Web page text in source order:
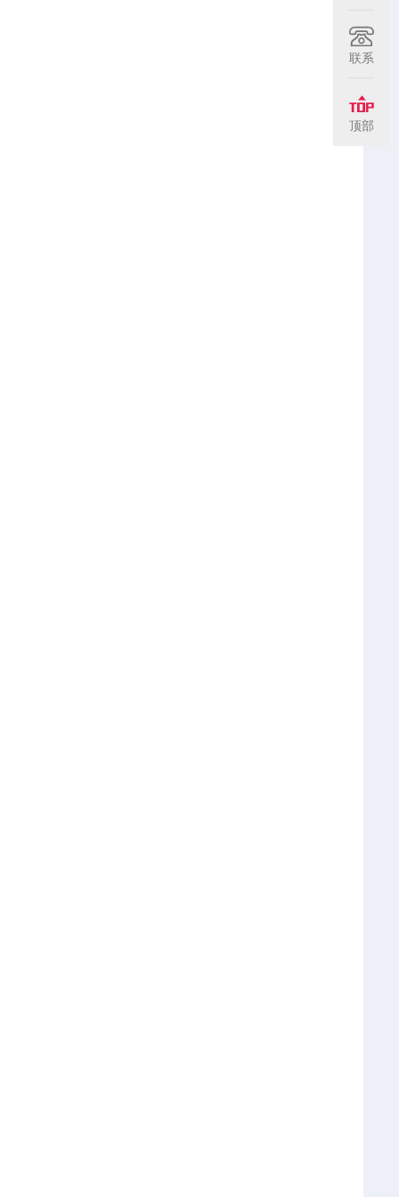
联系
顶部